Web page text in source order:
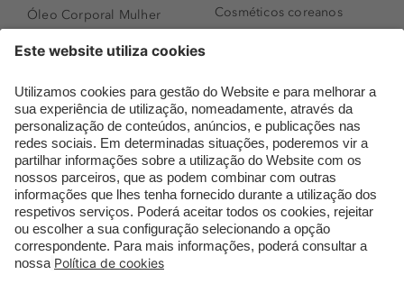
Óleo Corporal Mulher
Sérum de Rosto
Body mist & Spray
corporal
Produtos para Cabelo
Homem
Espuma de Limpeza
Facial
Dermocosmética
Cosméticos coreanos
Perfumes árabes
Novidades
Melhores Perfumes
Femininos
TOP 10: Perfumes
Masculinos
Pestanas Postiças
Creme Rosto Homem